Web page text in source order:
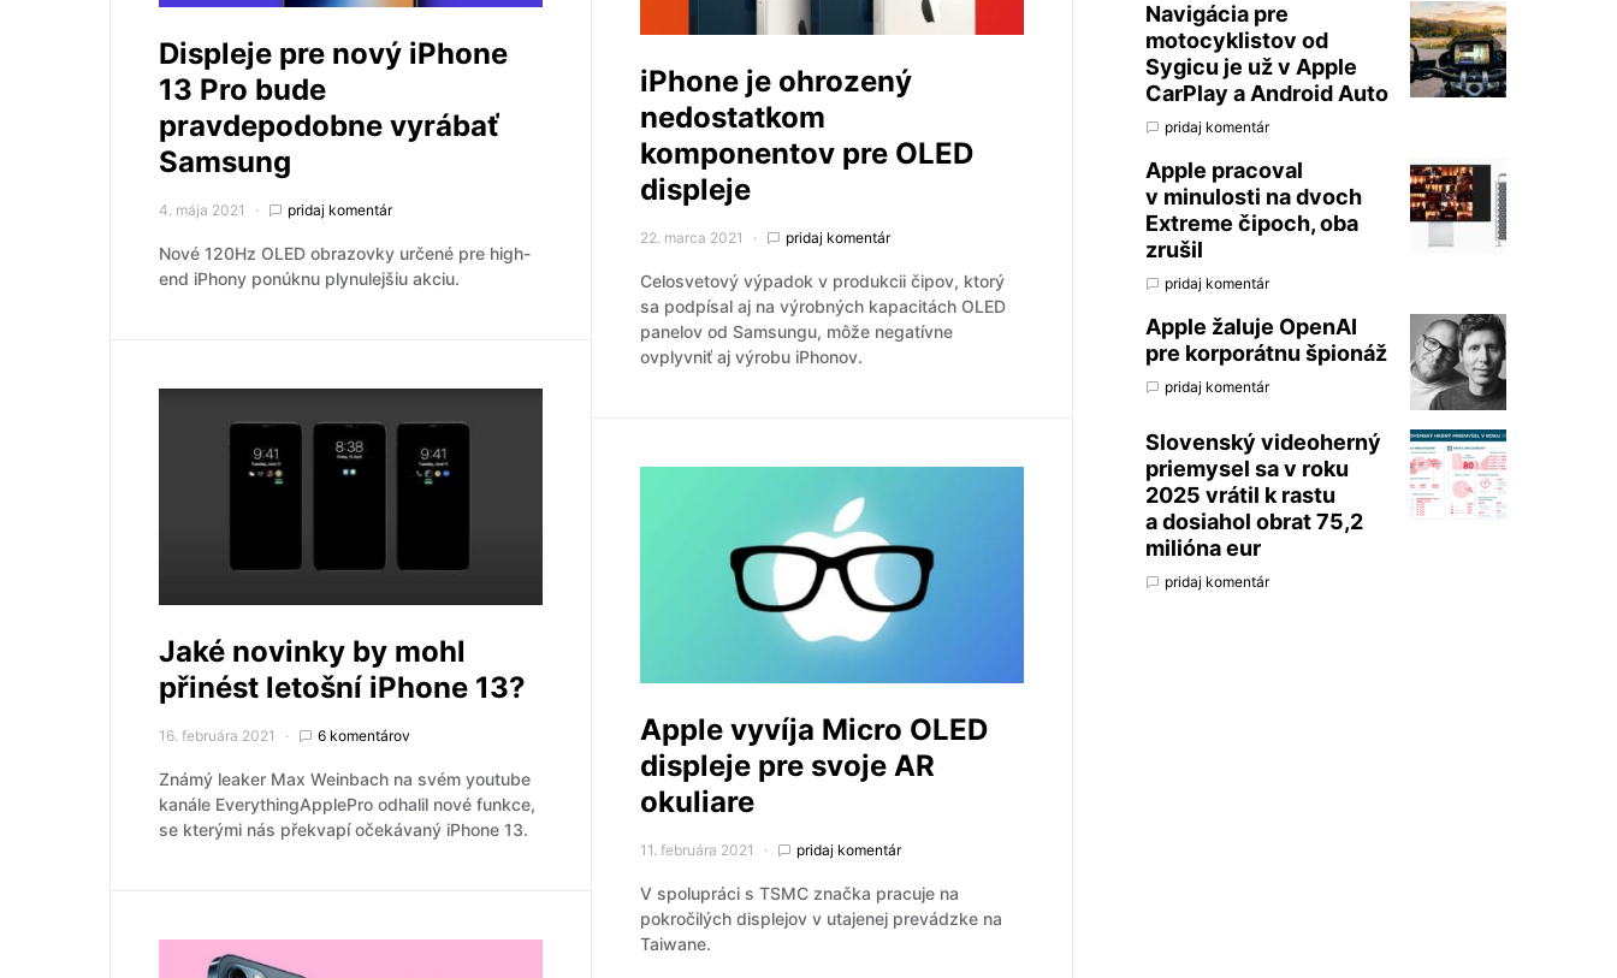
Displeje pre nový iPhone
13 Pro bude
pravdepodobne vyrábať
Samsung
4. mája 2021 pridaj komentár
Nové 120Hz OLED obrazovky určené pre high-
end iPhony ponúknu plynulejšiu akciu.
Jaké novinky by mohl
přinést letošní iPhone 13?
16. februára 2021 6 komentárov
Známý leaker Max Weinbach na svém youtube
kanále EverythingApplePro odhalil nové funkce,
se kterými nás překvapí očekávaný iPhone 13.
iPhone je ohrozený
nedostatkom
komponentov pre OLED
displeje
22. marca 2021 pridaj komentár
Celosvetový výpadok v produkcii čipov, ktorý
sa podpísal aj na výrobných kapacitách OLED
panelov od Samsungu, môže negatívne
ovplyvniť aj výrobu iPhonov.
Apple vyvíja Micro OLED
displeje pre svoje AR
okuliare
11. februára 2021 pridaj komentár
V spolupráci s TSMC značka pracuje na
pokročilých displejov v utajenej prevádzke na
Taiwane.
Navigácia pre
motocyklistov od
Sygicu je už v Apple
CarPlay a Android Auto
pridaj komentár
Apple pracoval
v minulosti na dvoch
Extreme čipoch, oba
zrušil
pridaj komentár
Apple žaluje OpenAI
pre korporátnu špionáž
pridaj komentár
Slovenský videoherný
priemysel sa v roku
2025 vrátil k rastu
a dosiahol obrat 75,2
milióna eur
pridaj komentár